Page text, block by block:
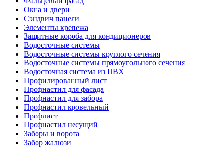
Окна и двери
Сэндвич панели
Элементы крепежа
Защитные короба для кондиционеров
Водосточные системы
Водосточные системы круглого сечения
Водосточные системы прямоугольного сечения
Водосточная система из ПВХ
Профилированный лист
Профнастил для фасада
Профнастил для забора
Профнастил кровельный
Профлист
Профнастил несущий
Заборы и ворота
Забор жалюзи